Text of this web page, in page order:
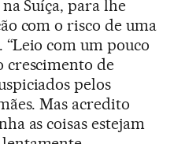
Suíça, para lhe
com o risco de uma
com um pouco
crescimento de
pelos
Mas acredito
as coisas estejam